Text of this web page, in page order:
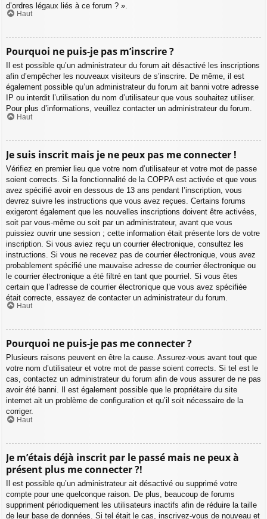
d’ordres légaux liés à ce forum ? ».
Haut
Pourquoi ne puis-je pas m’inscrire ?
Il est possible qu’un administrateur du forum ait désactivé les inscriptions
afin d’empêcher les nouveaux visiteurs de s’inscrire. De même, il est
également possible qu’un administrateur du forum ait banni votre adresse
IP ou interdit l’utilisation du nom d’utilisateur que vous souhaitez utiliser.
Pour plus d’informations, veuillez contacter un administrateur du forum.
Haut
Je suis inscrit mais je ne peux pas me connecter !
Vérifiez en premier lieu que votre nom d’utilisateur et votre mot de passe
soient corrects. Si la fonctionnalité de la COPPA est activée et que vous
avez spécifié avoir en dessous de 13 ans pendant l’inscription, vous
devrez suivre les instructions que vous avez reçues. Certains forums
exigeront également que les nouvelles inscriptions doivent être activées,
soit par vous-même ou soit par un administrateur, avant que vous
puissiez ouvrir une session ; cette information était présente lors de votre
inscription. Si vous aviez reçu un courrier électronique, consultez les
instructions. Si vous ne recevez pas de courrier électronique, vous avez
probablement spécifié une mauvaise adresse de courrier électronique ou
le courrier électronique a été filtré en tant que pourriel. Si vous êtes
certain que l’adresse de courrier électronique que vous avez spécifiée
était correcte, essayez de contacter un administrateur du forum.
Haut
Pourquoi ne puis-je pas me connecter ?
Plusieurs raisons peuvent en être la cause. Assurez-vous avant tout que
votre nom d’utilisateur et votre mot de passe soient corrects. Si tel est le
cas, contactez un administrateur du forum afin de vous assurer de ne pas
avoir été banni. Il est également possible que le propriétaire du site
internet ait un problème de configuration et qu’il soit nécessaire de la
corriger.
Haut
Je m’étais déjà inscrit par le passé mais ne peux à
présent plus me connecter ?!
Il est possible qu’un administrateur ait désactivé ou supprimé votre
compte pour une quelconque raison. De plus, beaucoup de forums
suppriment périodiquement les utilisateurs inactifs afin de réduire la taille
de leur base de données. Si tel était le cas, inscrivez-vous de nouveau et